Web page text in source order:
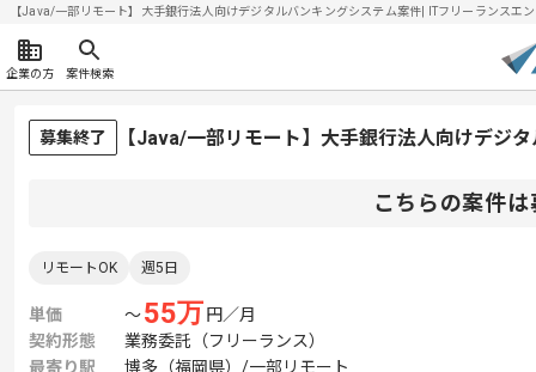
【Java/一部リモート】大手銀行法人向けデジタルバンキングシステム案件| ITフリーランス
企業の方 案件検索
募集終了 【Java/一部リモート】大手銀行法人向けデジ
こちらの案件
リモートOK 週5日
単価 〜55万 円／月
契約形態
業務委託（フリーランス）
最寄り駅
博多（福岡県）/一部リモート